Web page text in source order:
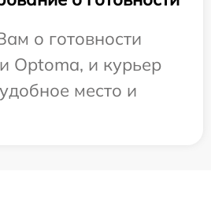
о готовности
Optoma, и курьер
место и